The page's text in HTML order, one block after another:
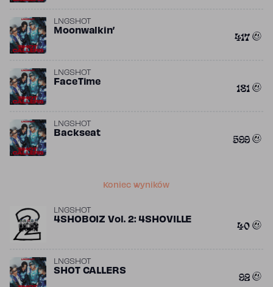
LNGSHOT
Moonwalkin’ 417
LNGSHOT
FaceTime 181
LNGSHOT
Backseat 599
Koniec wyników
LNGSHOT
4SHOBOIZ Vol. 2: 4SHOVILLE 40
LNGSHOT
SHOT CALLERS 92